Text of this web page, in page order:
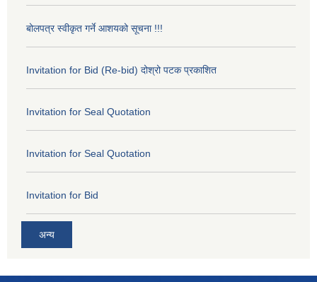
बोलपत्र स्वीकृत गर्ने आशयको सूचना !!!
Invitation for Bid (Re-bid) दोश्रो पटक प्रकाशित
Invitation for Seal Quotation
Invitation for Seal Quotation
Invitation for Bid
अन्य